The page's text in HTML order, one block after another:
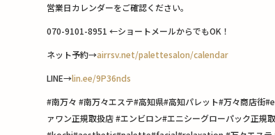
営業日カレンダーをご確認ください。
070-9101-8951 ←ショートメールからでもOK！
ネット予約→airrsv.net/palettesalon/calendar
LINE→lin.ee/9P36nds
#南万々 #南万々エステ#高知県#高知パレット#万々商店街
ァワン正規取扱店 #エンビロン#エニシーグローパック正